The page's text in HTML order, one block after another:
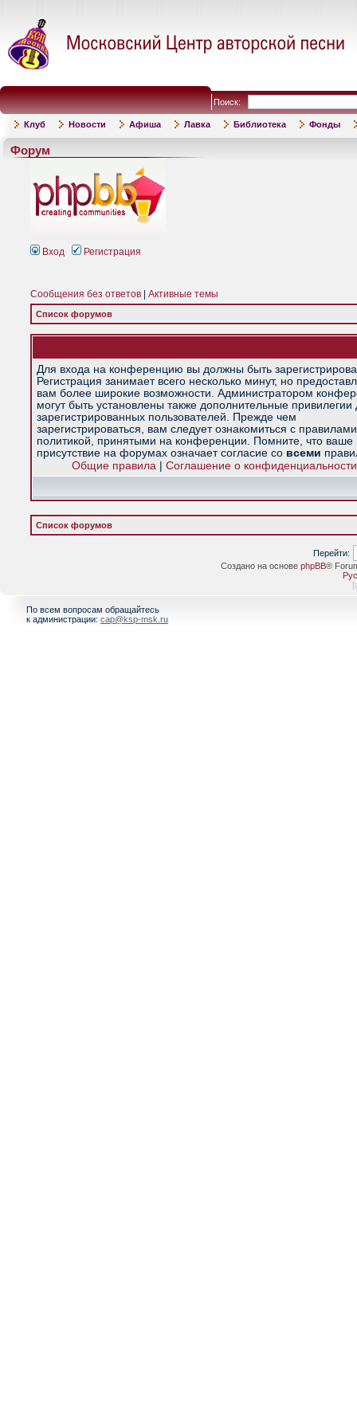
Поиск:
Клуб Новости Афиша Лавка Библиотека Фонды
Форум
Вход Регистрация
Сообщения без ответов Активные темы
Список форумов
Для входа на конференцию вы должны быть
Регистрация занимает всего несколько минут, но
вам более широкие возможности. Администратором
могут быть установлены также дополнительные привилегии
зарегистрированных пользователей. Прежде чем
зарегистрироваться, вам следует ознакомиться с
политикой, принятыми на конференции. Помните, что ваше
присутствие на форумах означает согласие со всеми
Общие правила| Соглашение о конфиденциальности
Список форумов
Перейти:
Создано на основе phpBB®
[
По всем вопросам обращайтесь
к администрации: cap@ksp-msk.ru